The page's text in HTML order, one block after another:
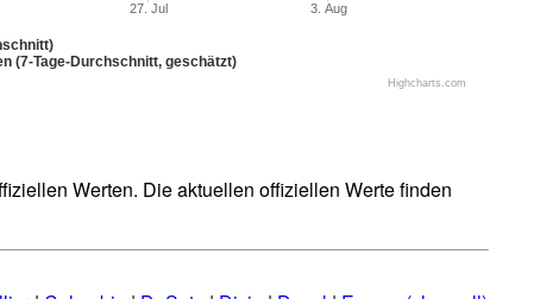
(7-Tage-Durchschnitt, geschätzt)
27. Jul 3. Aug
Highcharts.com
Werten. Die aktuellen offiziellen Werte finden